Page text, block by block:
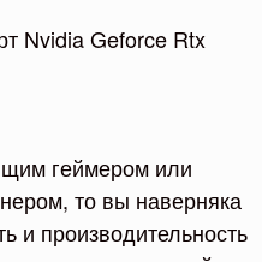
геймером или
то вы наверняка
и производительность